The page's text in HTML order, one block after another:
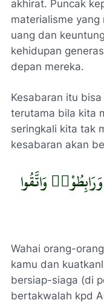
akhirat. Puncak
materialisme yang
uang dan
kehidupan
depan mereka.
Kesabaran itu
terutama bila kita
seringkali kita tak
kesabaran akan
وَرَابِطُوْاۗ وَاتَّقُوا
Wahai orang-
kamu dan
bersiap-siaga (di
bertakwalah kpd